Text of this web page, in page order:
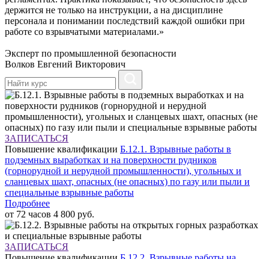
держится не только на инструкции, а на дисциплине
персонала и понимании последствий каждой ошибки при
работе со взрывчатыми материалами.»
Эксперт по промышленной безопасности
Волков Евгений Викторович
ЗАПИСАТЬСЯ
Повышение квалификации Б.12.1. Взрывные работы в
подземных выработках и на поверхности рудников
(горнорудной и нерудной промышленности), угольных и
сланцевых шахт, опасных (не опасных) по газу или пыли и
специальные взрывные работы
Подробнее
от 72 часов 4 800 руб.
ЗАПИСАТЬСЯ